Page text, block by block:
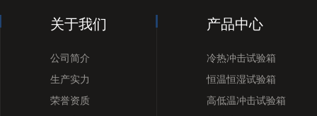
关于我们
公司简介
生产实力
荣誉资质
产品中心
冷热冲击试验箱
恒温恒湿试验箱
高低温冲击试验箱